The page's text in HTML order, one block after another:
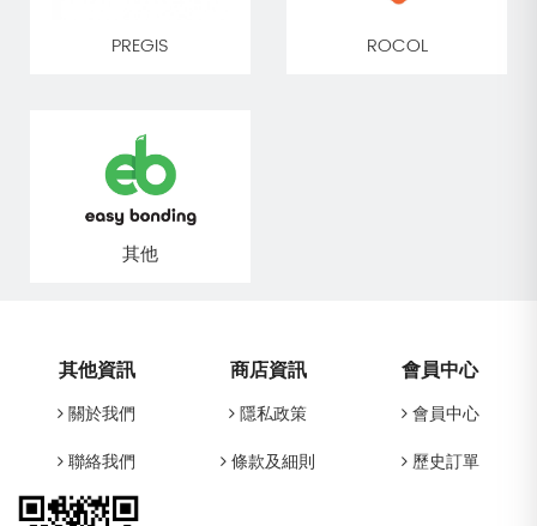
PREGIS ROCOL
其他
其他資訊
關於我們
聯絡我們
商店資訊
隱私政策
條款及細則
會員中心
會員中心
歷史訂單